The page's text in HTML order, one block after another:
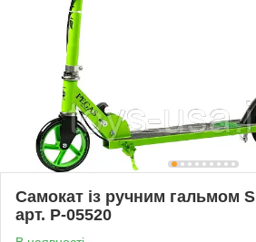
Самокат із ручним гальмом
арт. P-05520